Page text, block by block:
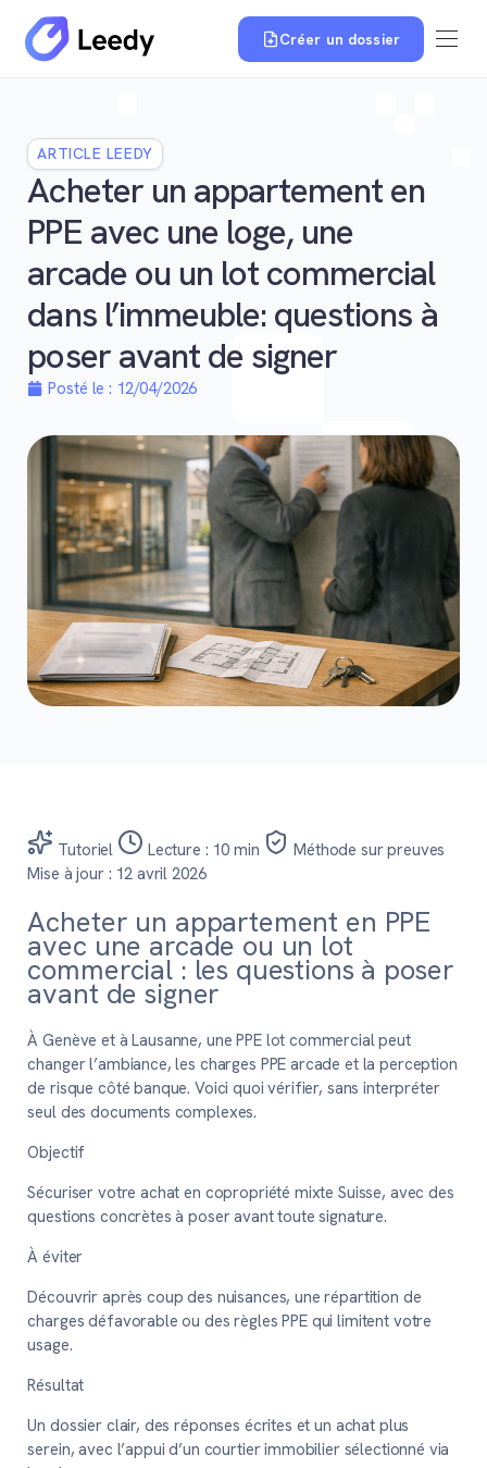
Créer un dossier
ARTICLE LEEDY
Acheter un appartement en
PPE avec une loge, une
arcade ou un lot commercial
dans l’immeuble: questions à
poser avant de signer
Posté le : 12/04/2026
Tutoriel Lecture : 10 min
Méthode sur preuves
Mise à jour : 12 avril 2026
Acheter un appartement en PPE
avec une arcade ou un lot
commercial : les questions à poser
avant de signer
À Genève et à Lausanne, une PPE lot commercial peut
changer l’ambiance, les charges PPE arcade et la perception
de risque côté banque. Voici quoi vérifier, sans interpréter
seul des documents complexes.
Objectif
Sécuriser votre achat en copropriété mixte Suisse, avec des
questions concrètes à poser avant toute signature.
À éviter
Découvrir après coup des nuisances, une répartition de
charges défavorable ou des règles PPE qui limitent votre
usage.
Résultat
Un dossier clair, des réponses écrites et un achat plus
serein, avec l’appui d’un courtier immobilier sélectionné via